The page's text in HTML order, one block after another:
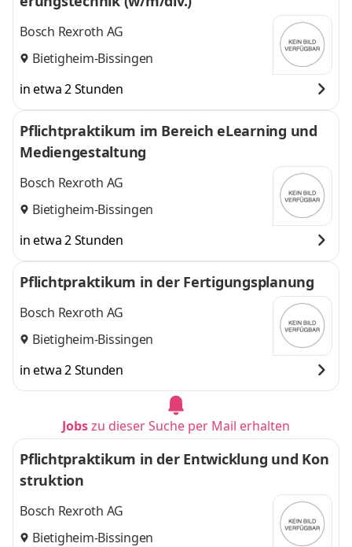
Bosch Rexroth AG
Bietigheim-Bissingen
in etwa 2 Stunden
Pflichtpraktikum im Bereich eLearning und
Mediengestaltung
Bosch Rexroth AG
Bietigheim-Bissingen
in etwa 2 Stunden
Pflichtpraktikum in der Fertigungsplanung
Bosch Rexroth AG
Bietigheim-Bissingen
in etwa 2 Stunden
Jobszu dieser Suche per Mail erhalten
Pflichtpraktikum in der Entwicklung und Kon
struktion
Bosch Rexroth AG
Bietigheim-Bissingen